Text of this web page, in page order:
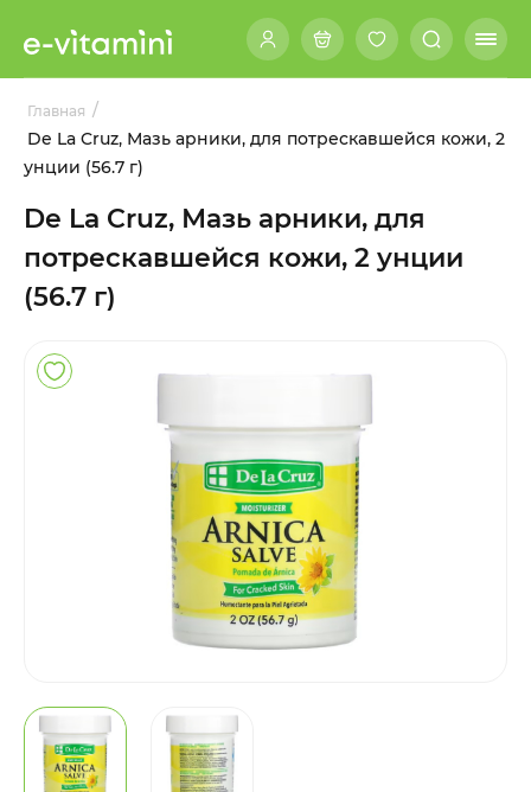
Главная /
De La Cruz, Мазь арники, для потрескавшейся кожи, 2
унции (56.7 г)
De La Cruz, Мазь арники, для
потрескавшейся кожи, 2 унции
(56.7 г)